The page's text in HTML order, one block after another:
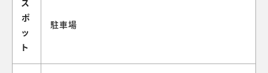
ポ
ッ
ト
駐車場